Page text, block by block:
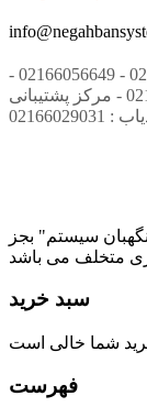
تلفن : 02166051812 02166051320 - 02166056650 - 02166056649 -
02166083677 - 02166023713 - 02166039916 - مرکز پشتیبانی GPS
سیستم" بجز
متخلف می باشد
سبد خرید
فهرست